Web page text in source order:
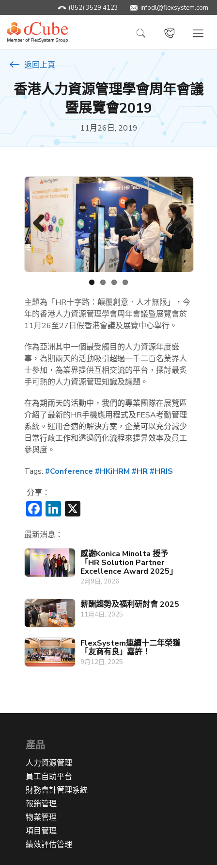
(852) 3529 4123 infodl@flexsystem.com
返回上頁
香港人力資源管理學會周年會議
暨展覽會2019
11月26日, 2019
Previous Next
主題為「HR十字路：顛覆創意．人才無限」，今
年的香港人力資源管理學會周年會議暨展覽會於
11月26至27日假香港會議及展覽中心舉行。
作為亞洲其中一個最受觸目的人力資源年度盛
事，為期兩天的活動吸引超過一千二百名業界人
士參加，為業界提供互相交流的平台，探討最炙
手可熱的人力資源管理知識及議題。
在為期兩天的活動中，我們的專業團隊在展覽區
介紹了最新的HR手機應用程式及FESA考勤管理
系統。運用合適的解決方案，企業可以充分減少
日常行政工作和透過簡化流程來提昇效率及員工
參與度。
Tags: #Conference #HKiHRM #HR #HRIS
分享：
Facebook
LinkedIn
最新消息：
感謝Konica Minolta 授予
「HR Solution Partner
Excellence Award 2025」
2月9日, 2026
薪酬趨勢及福利研討會 2025
11月4日, 2025
FlexSystem連續十二年榮獲
「友商有良」嘉許！
9月12日, 2025
產品
人力資源管理
員工自助平台
財務會計管理系統
報銷管理
物業管理
項目管理
績效評估管理